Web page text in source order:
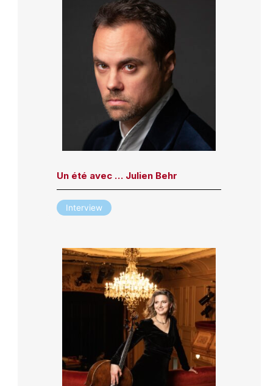
Un été avec … Julien Behr
Interview